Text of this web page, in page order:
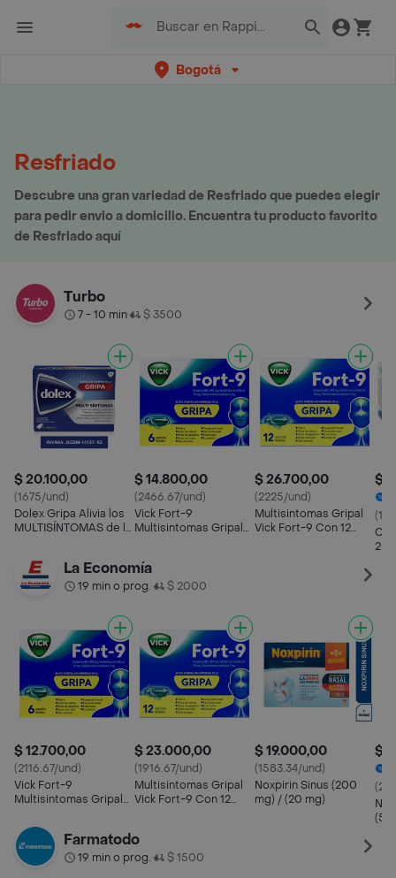
Bogotá
Resfriado
Descubre una gran variedad de Resfriado que puedes elegir
para pedir envio a domicilio. Encuentra tu producto favorito
de Resfriado aquí
Turbo
7 - 10 min• $ 3500
$ 20.100,00
(1675/und)
Dolex Gripa Alivia los
MULTISÍNTOMAS de la
$ 14.800,00
(2466.67/und)
Vick Fort-9
Multisintomas Gripal
$ 26.700,00
(2225/und)
Multisintomas Gripal
Vick Fort-9 Con 12
$
La Economía
19 min o prog.• $ 2000
$ 12.700,00
(2116.67/und)
Vick Fort-9
Multisintomas Gripal
$ 23.000,00
(1916.67/und)
Multisintomas Gripal
Vick Fort-9 Con 12
$ 19.000,00
(1583.34/und)
Noxpirin Sinus (200
mg) / (20 mg)
$
Farmatodo
19 min o prog.• $ 1500